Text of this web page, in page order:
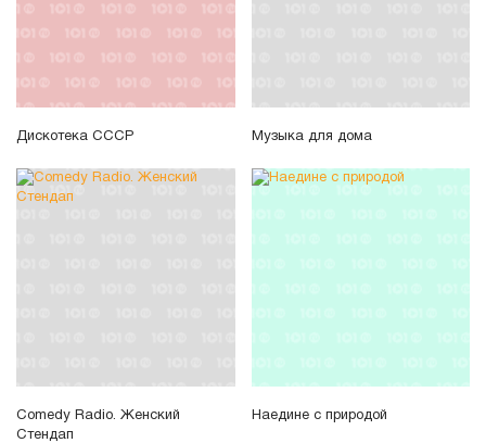
Дискотека СССР Музыка для дома
Comedy Radio. Женский
Стендап
Наедине с природой